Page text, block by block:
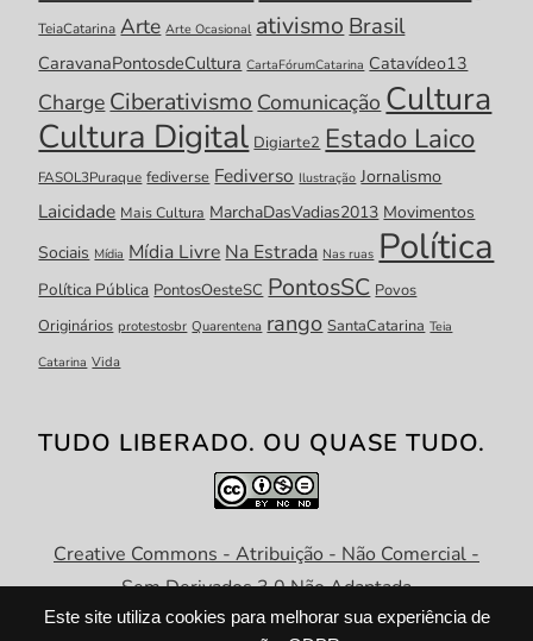
Este site utiliza cookies para melhorar sua experiência de
TeiaCatarina Arte Arte Ocasional ativismo Brasil
CaravanaPontosdeCultura CartaFórumCatarina Catavídeo13
Charge Ciberativismo Comunicação Cultura
Cultura Digital Digiarte2 Estado Laico
FASOL3Puraque fediverse Fediverso Ilustração Jornalismo
Laicidade Mais Cultura MarchaDasVadias2013 Movimentos
Sociais Mídia Mídia Livre Na Estrada Nas ruas Política
Política Pública PontosOesteSC PontosSC Povos
Originários protestosbr Quarentena rango SantaCatarina Teia
Catarina Vida
TUDO LIBERADO. OU QUASE TUDO.
Creative Commons - Atribuição - Não Comercial -
Sem Derivados 3.0 Não Adaptada